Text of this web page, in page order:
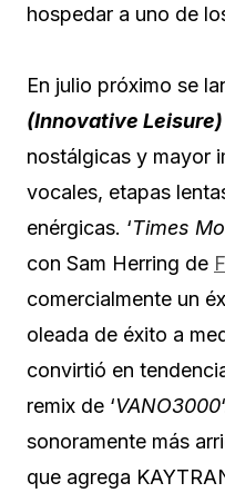
hospedar a uno de
En julio próximo se
(Innovative Leisure)
nostálgicas y mayor
vocales, etapas
enérgicas. ‘Times
con Sam Herring de
comercialmente un
oleada de éxito a
convirtió en
remix de ‘VANO3000
sonoramente más
que agrega